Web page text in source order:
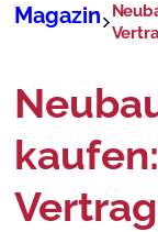
Magazin